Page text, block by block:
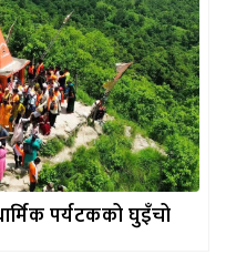
पर्यटकको घुइँचो